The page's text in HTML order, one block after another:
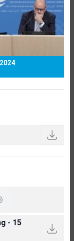
- 15